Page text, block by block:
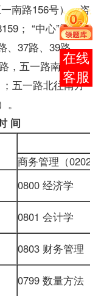
南路156号），咨
； “中心”乘车
、37路、39路、
，五一路南往北
五一路北往南方
间
商务管理（
0800 经济学
0801 会计学
0803 财务管理
0799 数量方法
报考
咨询